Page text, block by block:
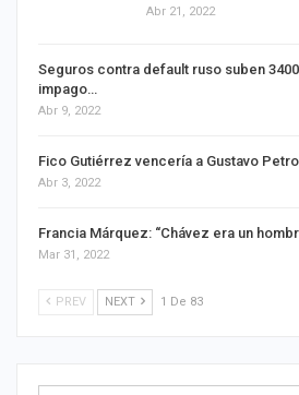
Abr 21, 2022
Seguros contra default ruso suben
impago…
Abr 9, 2022
Fico Gutiérrez vencería a Gustavo
Abr 3, 2022
Francia Márquez: ‘‘Chávez era un
Mar 31, 2022
PREV NEXT 1 De 83